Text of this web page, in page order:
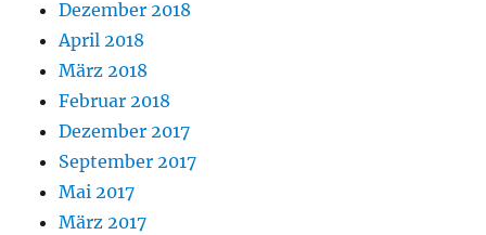
Dezember 2018
April 2018
März 2018
Februar 2018
Dezember 2017
September 2017
Mai 2017
März 2017